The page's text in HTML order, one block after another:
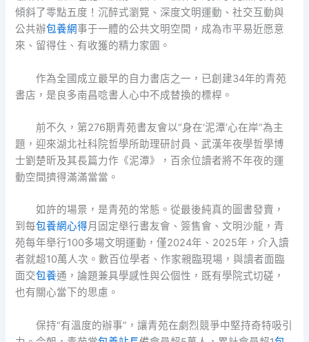
傾斜了零點五度！沉醉式瀏覽、深度文明運動、社交互動與
公共辦包養網事于一體的公共文明空間，成為市平易近愿意
來、留得住、有收獲的精力家園。
作為全國成立最早的自力書店之一，已創建34年的青苑
書店，是良多南昌唸書人心中不成替換的標桿。
前不久，第276期青苑書友會以“身在‘泥潭’心在岸”為主
題，迎來湖北社科院哲學所助理研討員、武漢年夜學哲學博
士劉楚昕及其長篇力作《泥潭》，百余位讀者將不年夜的運
動空間擠得滿滿當當。
如許的場景，是青苑的常態。從最後純真的圖書發賣，
到每包養網心得月固定舉行書友會、簽售會、文明沙龍，青
苑每年舉行100多場文明運動，僅2024年、2025年，介入讀
者就超10萬人次。數百位學者、作家親臨現場，與讀者面臨
面交包養通，論題兼具學感性與公個性，既有學院式切磋，
也有關心當下的思慮。
保持“有溫度的辦事”，讓青苑在劇烈競爭中堅持奇特吸引